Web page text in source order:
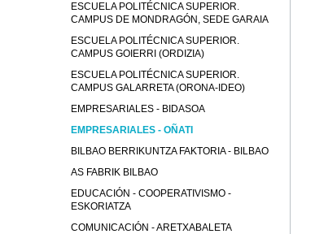
ESCUELA POLITÉCNICA SUPERIOR.
CAMPUS DE MONDRAGÓN, SEDE GARAIA
ESCUELA POLITÉCNICA SUPERIOR.
CAMPUS GOIERRI (ORDIZIA)
ESCUELA POLITÉCNICA SUPERIOR.
CAMPUS GALARRETA (ORONA-IDEO)
EMPRESARIALES - BIDASOA
EMPRESARIALES - OÑATI
BILBAO BERRIKUNTZA FAKTORIA - BILBAO
AS FABRIK BILBAO
EDUCACIÓN - COOPERATIVISMO -
ESKORIATZA
COMUNICACIÓN - ARETXABALETA